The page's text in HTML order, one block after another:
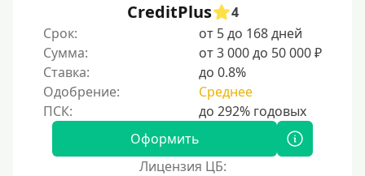
CreditPlus
4
Срок:
от 5 до 168 дней
Сумма:
от 3 000 до 50 000 ₽
Ставка:
до 0.8%
Одобрение:
Среднее
Оформить
Лицензия ЦБ: